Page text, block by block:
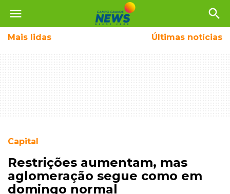
menu search
Mais lidas Últimas notícias
Capital
Restrições aumentam, mas
aglomeração segue como em
domingo normal